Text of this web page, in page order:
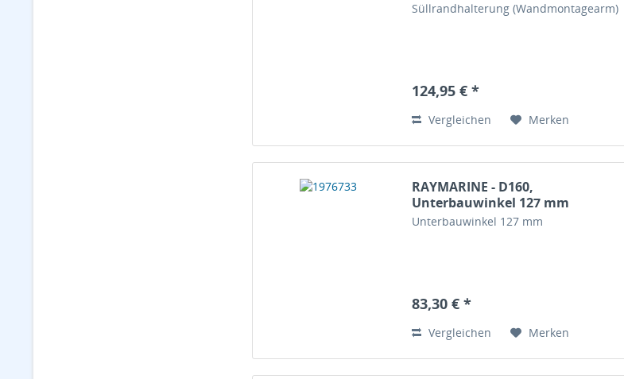
Süllrandhalterung (Wandmontagearm)
124,95 € *
Vergleichen Merken
RAYMARINE - D160,
Unterbauwinkel 127 mm
Unterbauwinkel 127 mm
83,30 € *
Vergleichen Merken